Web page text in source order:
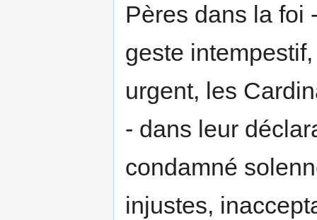
Pères dans la foi
geste
urgent, les
- dans leur
condamné
injustes,